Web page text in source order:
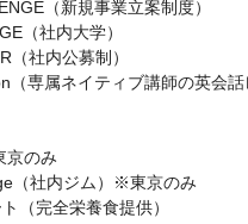
（新規事業立案制度）
（社内大学）
（社内公募制）
（専属ネイティブ講師の英会話
京のみ
（社内ジム）※東京のみ
（完全栄養食提供）